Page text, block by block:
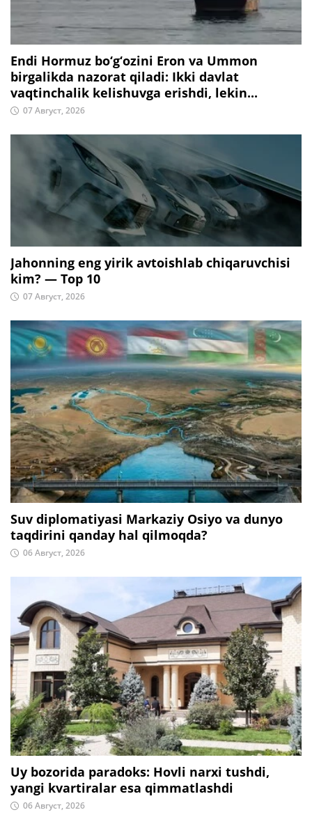
Endi Hormuz bo‘g‘ozini Eron va Ummon
birgalikda nazorat qiladi: Ikki davlat
vaqtinchalik kelishuvga erishdi, lekin...
07 Август, 2026
Jahonning eng yirik avtoishlab chiqaruvchisi
kim? — Top 10
07 Август, 2026
Suv diplomatiyasi Markaziy Osiyo va dunyo
taqdirini qanday hal qilmoqda?
06 Август, 2026
Uy bozorida paradoks: Hovli narxi tushdi,
yangi kvartiralar esa qimmatlashdi
06 Август, 2026